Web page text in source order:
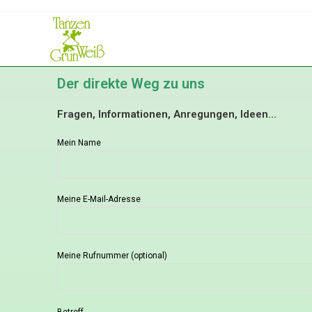
Der direkte Weg zu uns
Fragen, Informationen, Anregungen, Ideen…
Mein Name
Meine E-Mail-Adresse
Meine Rufnummer (optional)